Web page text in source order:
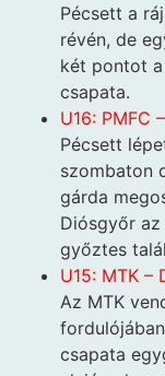
Pécsett a
révén, de
két pontot
csapata.
U16: PMFC
Pécsett
szombaton
gárda
Diósgyőr
győztes
U15: MTK –
Az MTK
csapata